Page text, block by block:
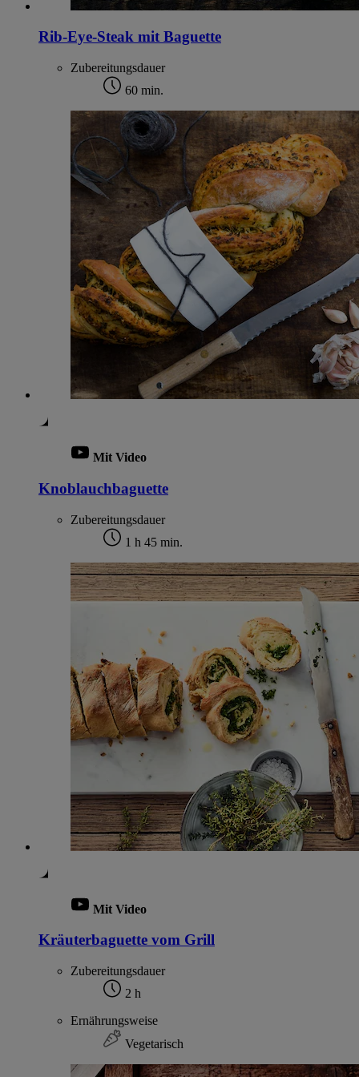
Rib-Eye-Steak mit Baguette
Zubereitungsdauer
60 min.
Mit Video
Knoblauchbaguette
Zubereitungsdauer
1 h 45 min.
Mit Video
Kräuterbaguette vom Grill
Zubereitungsdauer
2 h
Ernährungsweise
Vegetarisch